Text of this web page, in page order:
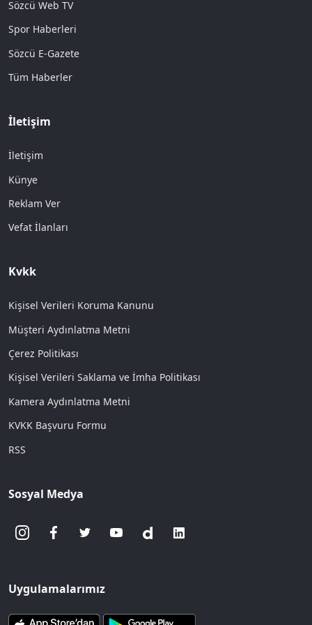
Sözcü Web TV
Spor Haberleri
Sözcü E-Gazete
Tüm Haberler
İletişim
İletişim
Künye
Reklam Ver
Vefat İlanları
Kvkk
Kişisel Verileri Koruma Kanunu
Müşteri Aydınlatma Metni
Çerez Politikası
Kişisel Verileri Saklama ve İmha Politikası
Kamera Aydınlatma Metni
KVKK Başvuru Formu
RSS
Sosyal Medya
Uygulamalarımız